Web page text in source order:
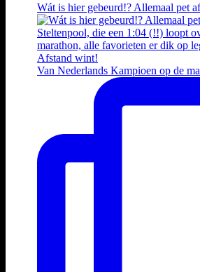
Wát is hier gebeurd!? Allemaal pet
Van Nederlands Kampioen op de